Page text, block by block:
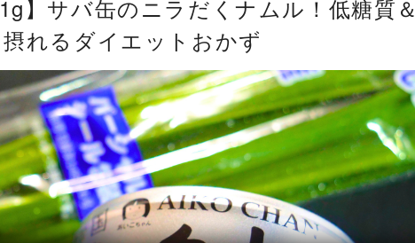
】サバ缶のニラだくナムル！低糖質＆
れるダイエットおかず